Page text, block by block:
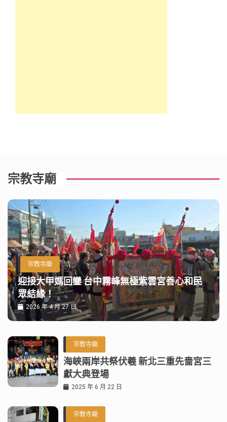
宗教寺廟
宗教寺廟
迎接大甲媽回鑾 台中霧峰無極紫雲宮善心和民
眾結緣！
2026 年 4 月 27 日
宗教寺廟
海峽兩岸共祭伏羲 新北三重先嗇宮三
獻大典登場
2025 年 6 月 22 日
宗教寺廟